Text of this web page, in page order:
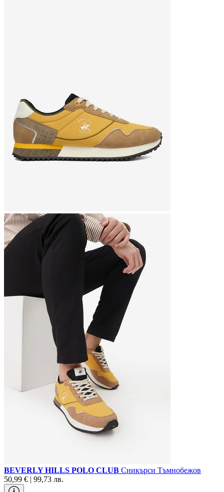
BEVERLY HILLS POLO CLUB Сникърси Тъмнобежов
50,99 € | 99,73 лв.